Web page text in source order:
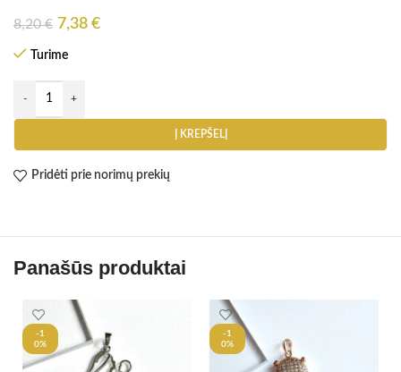
8,20€ 7,38 €
Turime
Į KREPŠELĮ
Pridėti prie norimų prekių
Panašūs produktai
-1
0%
-1
0%